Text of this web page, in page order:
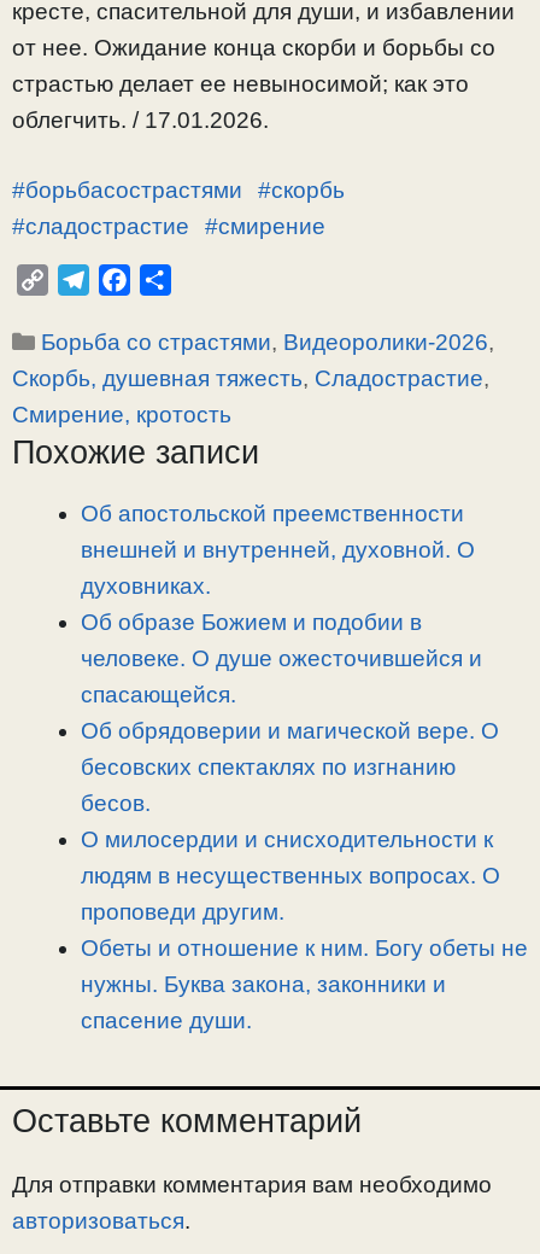
кресте, спасительной для души, и избавлении
от нее. Ожидание конца скорби и борьбы со
страстью делает ее невыносимой; как это
облегчить. / 17.01.2026.
#борьбасострастями
#скорбь
#сладострастие
#смирение
p
y
n
l
a
c
e
o
п
р
и
Рубрики
Борьба со страстями, Видеоролики-2026,
Скорбь, душевная тяжесть, Сладострастие,
Смирение, кротость
Похожие записи
Об апостольской преемственности
внешней и внутренней, духовной. О
духовниках.
Об образе Божием и подобии в
человеке. О душе ожесточившейся и
спасающейся.
Об обрядоверии и магической вере. О
бесовских спектаклях по изгнанию
бесов.
О милосердии и снисходительности к
людям в несущественных вопросах. О
проповеди другим.
Обеты и отношение к ним. Богу обеты не
нужны. Буква закона, законники и
спасение души.
Оставьте комментарий
Для отправки комментария вам необходимо
авторизоваться.